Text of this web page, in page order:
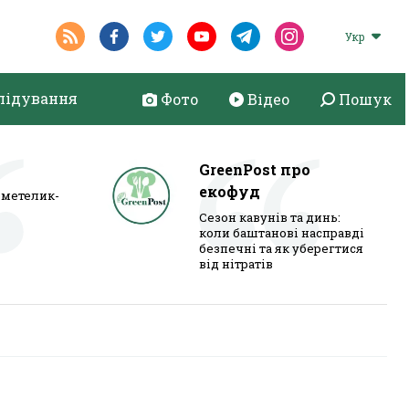
Укр
Фото Відео Пошук
GreenPost про
екофуд
Сезон кавунів та динь:
коли баштанові насправді
безпечні та як уберегтися
від нітратів